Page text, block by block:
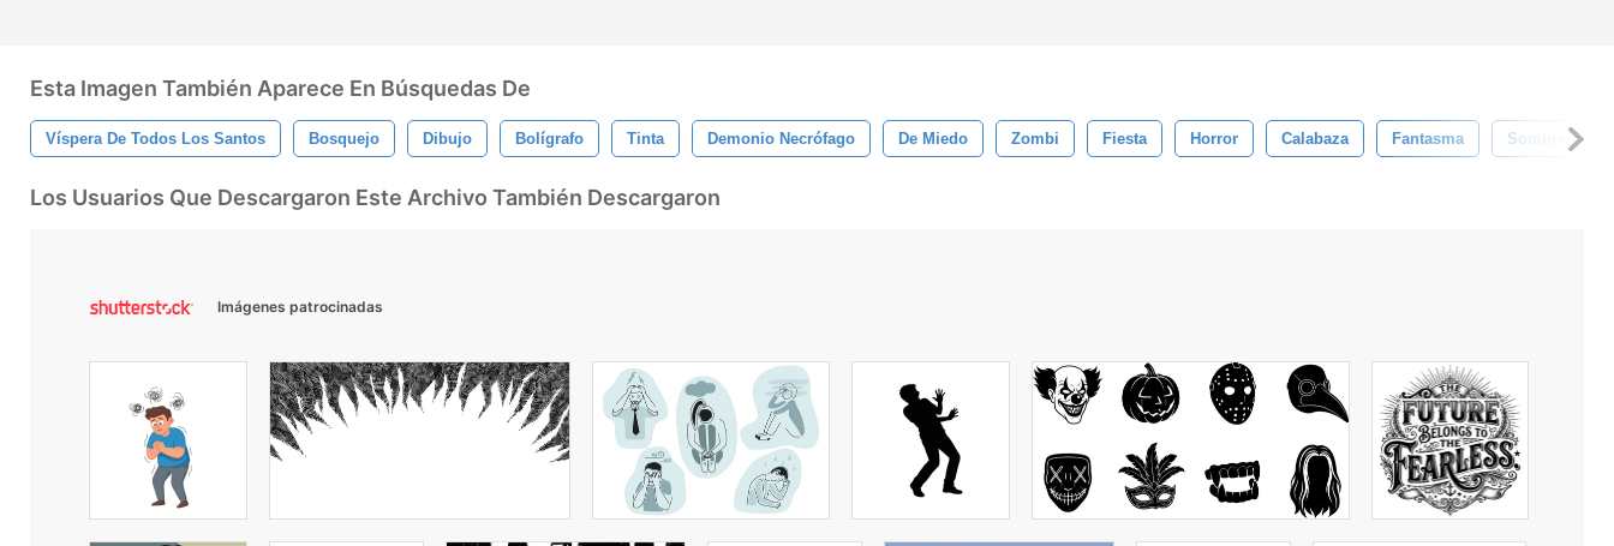
Esta Imagen También Aparece En Búsquedas De
Víspera De Todos Los Santos Bosquejo Dibujo Bolígrafo Tinta Demonio Necrófago De Miedo Zombi Fiesta Horror Calabaza Fantasma Sombrero
Los Usuarios Que Descargaron Este Archivo También Descargaron
Imágenes patrocinadas